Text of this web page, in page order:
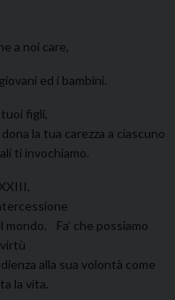
a noi care,
ed i bambini.
figli,
la tua carezza a ciascuno
ti invochiamo.
mondo. Fa’ che possiamo
alla sua volontà come
la vita.